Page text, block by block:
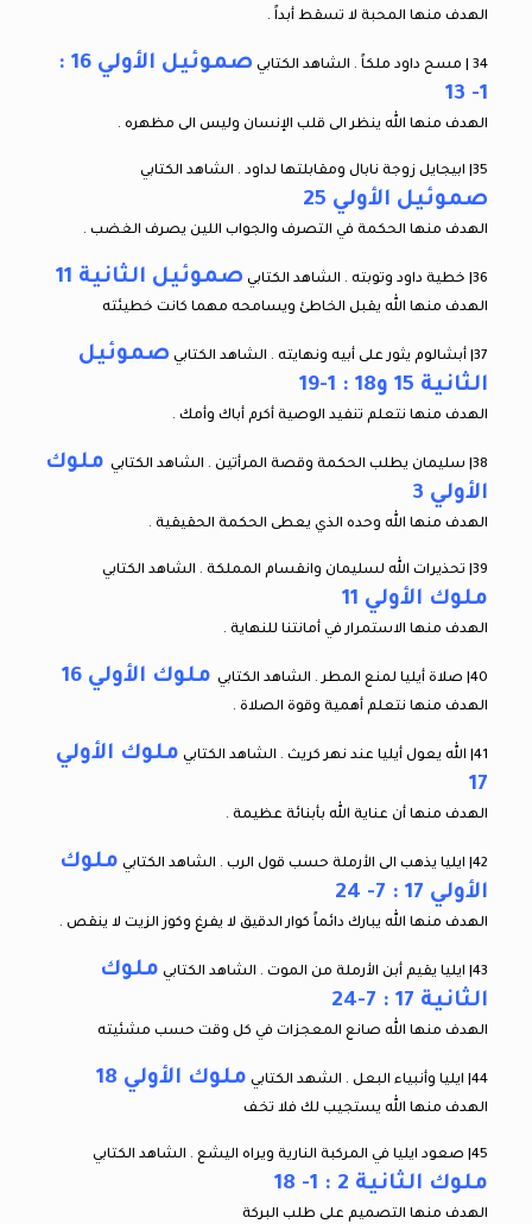
الهدف منها المحبة لا تسقط أبداً .
34 | مسح داود ملكاً . الشاهد الكتابي
صموئيل الأولي 16 :
1- 13
الهدف منها الله ينظر الى قلب الإنسان وليس الى مظهره .
35| ابيجايل زوجة نابال ومقابلتها لداود . الشاهد الكتابي
صموئيل الأولي 25
الهدف منها الحكمة في التصرف والجواب اللين يصرف الغضب .
36| خطية داود وتوبته . الشاهد الكتابي صموئيل الثانية 11
الهدف منها الله يقبل الخاطئ ويسامحه مهما كانت خطيئته
37| أبشالوم يثور على أبيه ونهايته . الشاهد الكتابي
صموئيل
الثانية 15 و18 : 1-19
الهدف منها نتعلم تنفيد الوصية أكرم أباك وأمك .
38| سليمان يطلب الحكمة وقصة المرأتين . الشاهد الكتابي
ملوك
الأولي 3
الهدف منها الله وحده الذي يعطى الحكمة الحقيقية .
39| تحذيرات الله لسليمان وانقسام المملكة . الشاهد الكتابي
ملوك الأولي 11
الهدف منها الاستمرار في أمانتنا للنهاية .
40| صلاة أيليا لمنع المطر . الشاهد الكتابي ملوك الأولي 16
الهدف منها نتعلم أهمية وقوة الصلاة .
41| الله يعول أيليا عند نهر كريث . الشاهد الكتابي
ملوك الأولي
17
الهدف منها أن عناية الله بأبنائة عظيمة .
42| ايليا يذهب الى الأرملة حسب قول الرب . الشاهد الكتابي
ملوك
الأولي 17 : 7- 24
الهدف منها الله يبارك دائماً كوار الدقيق لا يفرغ وكوز الزيت لا ينقص .
43| ايليا يقيم أبن الأرملة من الموت . الشاهد الكتابي
ملوك
الثانية 17 : 7-24
الهدف منها الله صانع المعجزات في كل وقت حسب مشئيته
44| ايليا وأنبياء البعل . الشهد الكتابي ملوك الأولي 18
الهدف منها الله يستجيب لك فلا تخف
45| صعود ايليا في المركبة النارية ويراه اليشع . الشاهد الكتابي
ملوك الثانية 2 : 1- 18
الهدف منها التصميم على طلب البركة